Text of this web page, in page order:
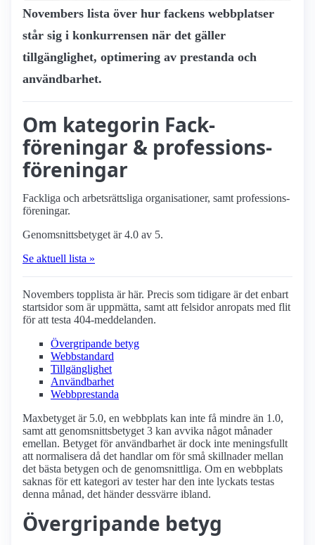
Novembers lista över hur fackens webbplatser
står sig i konkurrensen när det gäller
tillgänglighet, optimering av prestanda och
användbarhet.
Om kategorin Fack­
föreningar & professions­
föreningar
Fackliga och arbets­rättsliga organisationer, samt professions­
föreningar.
Genomsnittsbetyget är 4.0 av 5.
Se aktuell lista »
Novembers topplista är här. Precis som tidigare är det enbart
startsidor som är uppmätta, samt att felsidor anropats med flit
för att testa 404-meddelanden.
Övergripande betyg
Webbstandard
Tillgänglighet
Användbarhet
Webbprestanda
Maxbetyget är 5.0, en webbplats kan inte få mindre än 1.0,
samt att genomsnittsbetyget 3 kan avvika något månader
emellan. Betyget för användbarhet är dock inte meningsfullt
att normalisera då det handlar om för små skillnader mellan
det bästa betygen och de genomsnittliga. Om en webbplats
saknas för ett kategori av tester har den inte lyckats testas
denna månad, det händer dessvärre ibland.
Övergripande betyg